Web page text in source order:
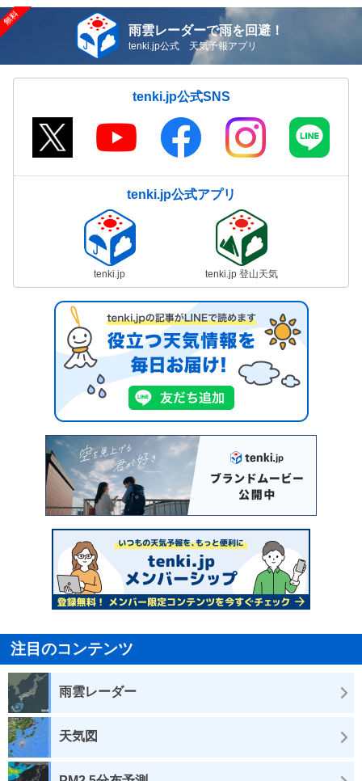
雨雲レーダーで雨を回避！
tenki.jp公式 天気予報アプリ
tenki.jp公式SNS
tenki.jp公式アプリ
tenki.jp tenki.jp 登山天気
注目のコンテンツ
雨雲レーダー
天気図